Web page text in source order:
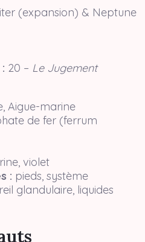
(expansion) & Neptune
20 – Le Jugement
Aigue-marine
de fer (ferrum
violet
: pieds, système
glandulaire, liquides